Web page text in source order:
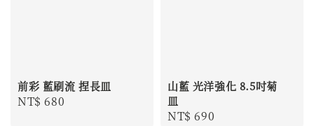
前彩 藍刷流 捏長皿
Regular
NT$ 680
山藍 光洋強化 8.5吋菊
皿
Regular
NT$ 690